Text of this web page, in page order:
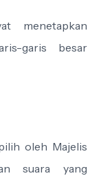
menetapkan
garis besar
oleh Majelis
suara yang